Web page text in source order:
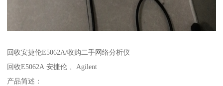
回收安捷伦E5062A/收购二手网络分析仪
回收E5062A 安捷伦 、Agilent
产品简述：